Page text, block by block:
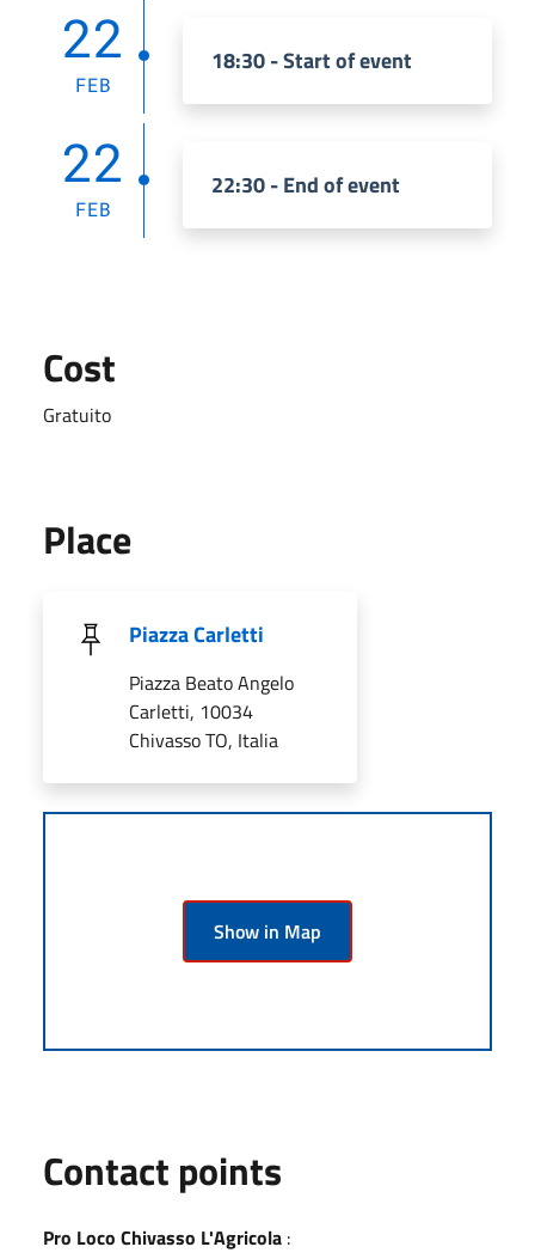
22
FEB
18:30 - Start of event
22
FEB
22:30 - End of event
Cost
Gratuito
Place
Piazza Carletti
Piazza Beato Angelo
Carletti, 10034
Chivasso TO, Italia
Show in Map
Contact points
Pro Loco Chivasso L'Agricola :